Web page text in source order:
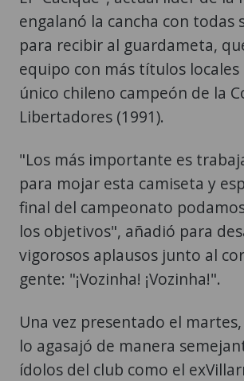
engalanó la cancha con todas
para recibir al guardameta,
equipo con más títulos locales
único chileno campeón de la
Libertadores (1991).
"Los más importante es
para mojar esta camiseta y
final del campeonato
los objetivos", añadió para
vigorosos aplausos junto al
gente: "¡Vozinha! ¡Vozinha!".
Una vez presentado el
lo agasajó de manera
ídolos del club como el